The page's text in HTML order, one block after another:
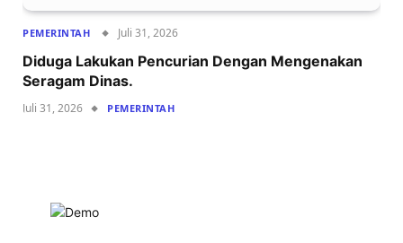
PEMERINTAH Juli 31, 2026
Diduga Lakukan Pencurian Dengan Mengenakan
Seragam Dinas.
Juli 31, 2026 PEMERINTAH